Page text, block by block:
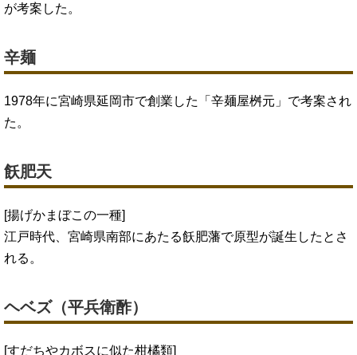
が考案した。
辛麺
1978年に宮崎県延岡市で創業した「辛麺屋桝元」で考案され
た。
飫肥天
[揚げかまぼこの一種]
江戸時代、宮崎県南部にあたる飫肥藩で原型が誕生したとさ
れる。
ヘベズ（平兵衛酢）
[すだちやカボスに似た柑橘類]